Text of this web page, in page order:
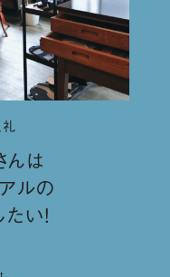
んは
ルの
い！